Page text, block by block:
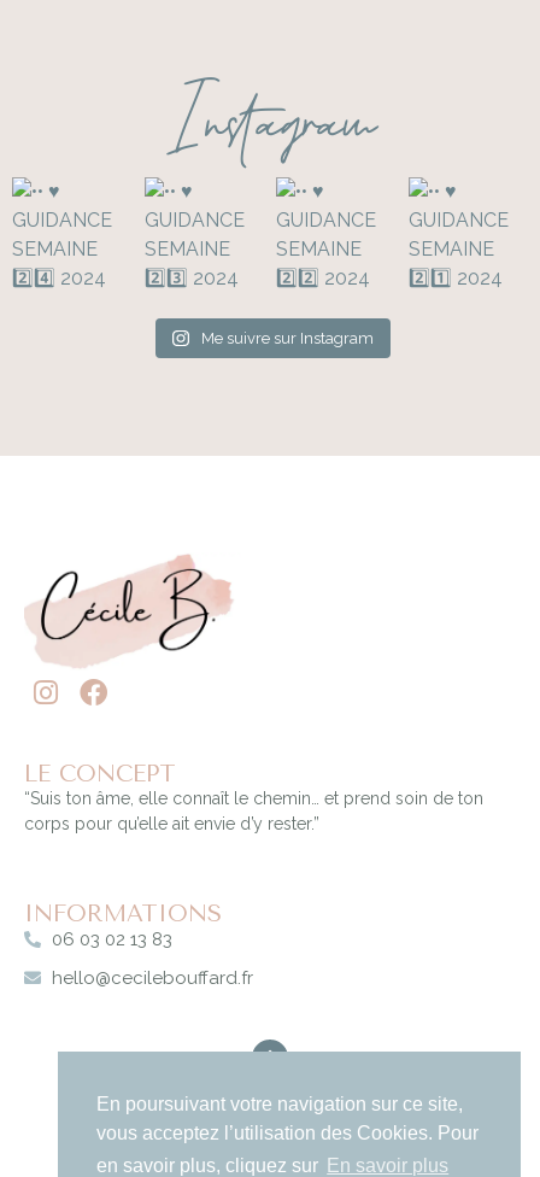
Instagram
Me suivre sur Instagram
LE CONCEPT
“Suis ton âme, elle connaît le chemin… et prend soin de ton
corps pour qu’elle ait envie d’y rester.”
INFORMATIONS
06 03 02 13 83
hello@cecilebouffard.fr
Top
En poursuivant votre navigation sur ce site,
vous acceptez l’utilisation des Cookies. Pour
en savoir plus, cliquez sur En savoir plus